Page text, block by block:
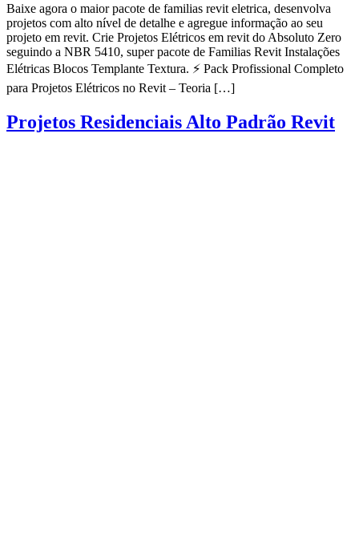
Baixe agora o maior pacote de familias revit eletrica, desenvolva
projetos com alto nível de detalhe e agregue informação ao seu
projeto em revit. Crie Projetos Elétricos em revit do Absoluto Zero
seguindo a NBR 5410, super pacote de Familias Revit Instalações
Elétricas Blocos Templante Textura. ⚡ Pack Profissional Completo
para Projetos Elétricos no Revit – Teoria […]
Projetos Residenciais Alto Padrão Revit